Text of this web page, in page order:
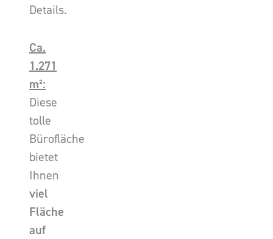
Details.
Ca.
1.271
m²:
Diese
tolle
Bürofläche
bietet
Ihnen
viel
Fläche
auf